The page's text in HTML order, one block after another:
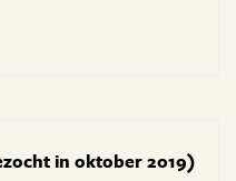
in oktober 2019)